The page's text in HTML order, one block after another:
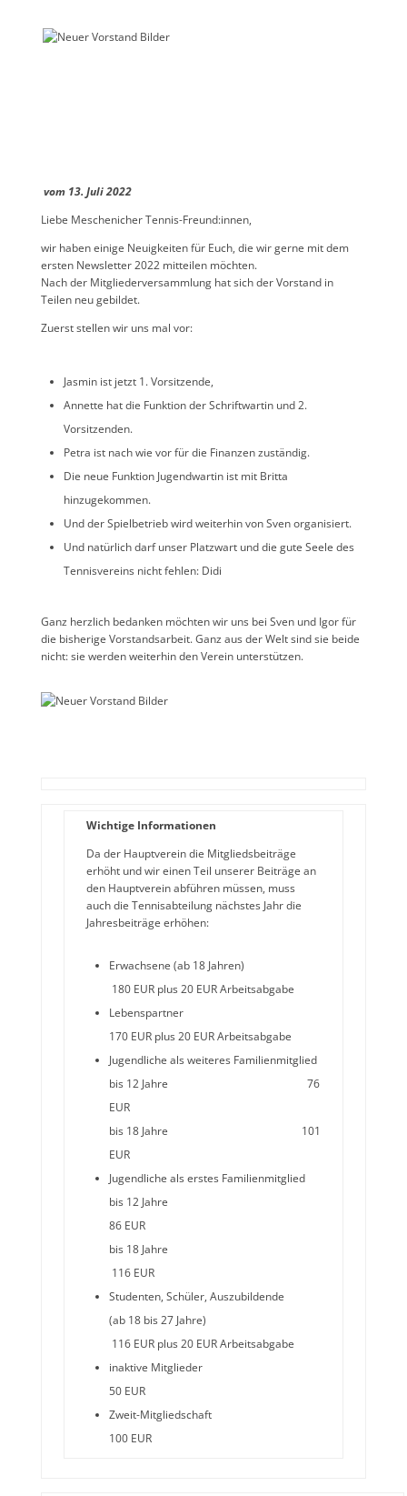
vom 13. Juli 2022
Liebe Meschenicher Tennis-Freund:innen,
wir haben einige Neuigkeiten für Euch, die wir gerne mit dem
ersten Newsletter 2022 mitteilen möchten.
Nach der Mitgliederversammlung hat sich der Vorstand in
Teilen neu gebildet.
Zuerst stellen wir uns mal vor:
Jasmin ist jetzt 1. Vorsitzende,
Annette hat die Funktion der Schriftwartin und 2.
Vorsitzenden.
Petra ist nach wie vor für die Finanzen zuständig.
Die neue Funktion Jugendwartin ist mit Britta
hinzugekommen.
Und der Spielbetrieb wird weiterhin von Sven organisiert.
Und natürlich darf unser Platzwart und die gute Seele des
Tennisvereins nicht fehlen: Didi
Ganz herzlich bedanken möchten wir uns bei Sven und Igor für
die bisherige Vorstandsarbeit. Ganz aus der Welt sind sie beide
nicht: sie werden weiterhin den Verein unterstützen.
Wichtige Informationen
Da der Hauptverein die Mitgliedsbeiträge
erhöht und wir einen Teil unserer Beiträge an
den Hauptverein abführen müssen, muss
auch die Tennisabteilung nächstes Jahr die
Jahresbeiträge erhöhen:
Erwachsene (ab 18 Jahren)
180 EUR plus 20 EUR Arbeitsabgabe
Lebenspartner
170 EUR plus 20 EUR Arbeitsabgabe
Jugendliche als weiteres Familienmitglied
bis 12 Jahre 76
EUR
bis 18 Jahre 101
EUR
Jugendliche als erstes Familienmitglied
bis 12 Jahre
86 EUR
bis 18 Jahre
116 EUR
Studenten, Schüler, Auszubildende
(ab 18 bis 27 Jahre)
116 EUR plus 20 EUR Arbeitsabgabe
inaktive Mitglieder
50 EUR
Zweit-Mitgliedschaft
100 EUR